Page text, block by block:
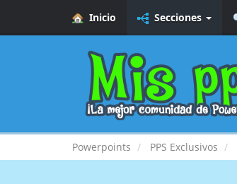
Inicio Secciones
Powerpoints PPS Exclusivos